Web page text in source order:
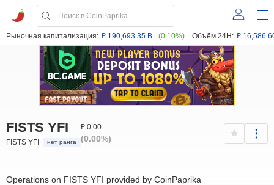
Рыночная капитализация: ₽ 190,693.35 B (0.10%) Объём 24H: ₽
FISTS YFI
FISTS YFI нет ранга
₽ 0.00
(0.00%)
Operations on FISTS YFI provided by CoinPaprika